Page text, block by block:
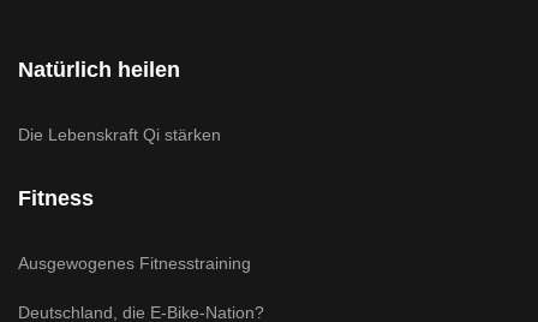
Natürlich heilen
Die Lebenskraft Qi stärken
Fitness
Ausgewogenes Fitnesstraining
Deutschland, die E-Bike-Nation?